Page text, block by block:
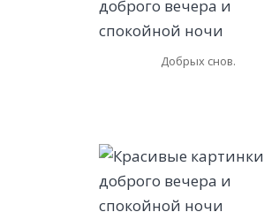
Добрых снов.